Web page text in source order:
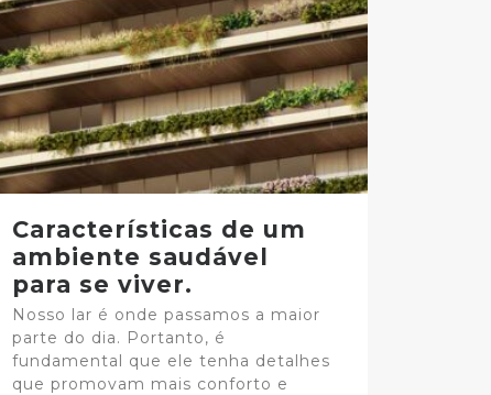
Características de um
ambiente saudável
para se viver.
Nosso lar é onde passamos a maior
parte do dia. Portanto, é
fundamental que ele tenha detalhes
que promovam mais conforto e